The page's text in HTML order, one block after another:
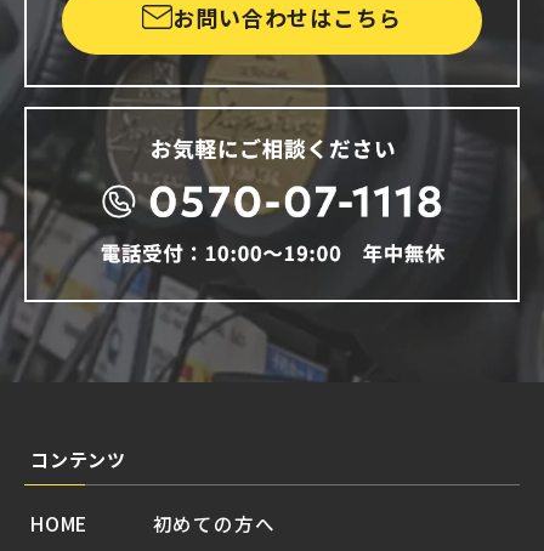
お問い合わせはこちら
コンテンツ
HOME
初めての方へ